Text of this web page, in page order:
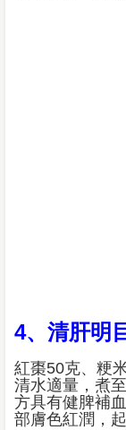
4、清肝明
紅棗50克、粳
清水適量，煮
方具有健脾補
部膚色紅潤，